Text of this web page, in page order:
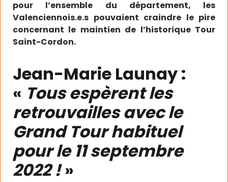
pour l’ensemble du département, les
Valenciennois.e.s pouvaient craindre le pire
concernant le maintien de l’historique Tour
Saint-Cordon.
Jean-Marie Launay :
« Tous espèrent les
retrouvailles avec le
Grand Tour habituel
pour le 11 septembre
2022 !»